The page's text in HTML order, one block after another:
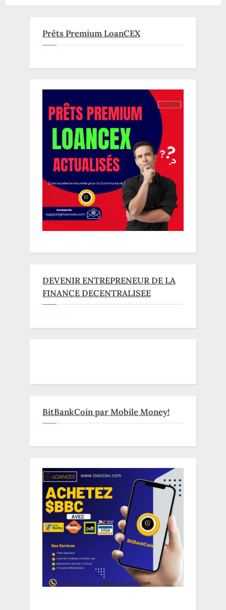
Prêts Premium LoanCEX
DEVENIR ENTREPRENEUR DE LA
FINANCE DECENTRALISEE
BitBankCoin par Mobile Money!